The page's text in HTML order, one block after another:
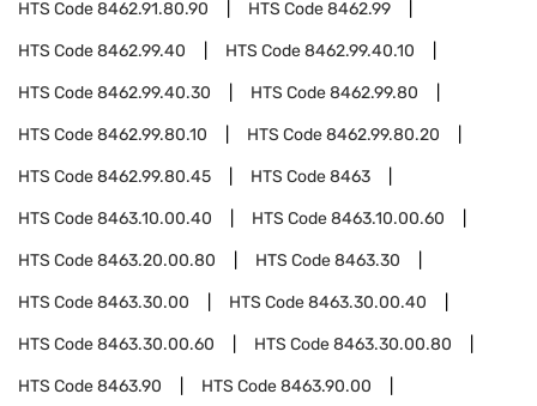
HTS Code8462.91.80.90 HTS Code8462.99
HTS Code8462.99.40 HTS Code8462.99.40.10
HTS Code8462.99.40.30 HTS Code8462.99.80
HTS Code8462.99.80.10 HTS Code8462.99.80.20
HTS Code8462.99.80.45 HTS Code8463
HTS Code8463.10.00.40 HTS Code8463.10.00.60
HTS Code8463.20.00.80 HTS Code8463.30
HTS Code8463.30.00 HTS Code8463.30.00.40
HTS Code8463.30.00.60 HTS Code8463.30.00.80
HTS Code8463.90 HTS Code8463.90.00